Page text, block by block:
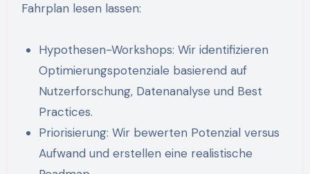
Fahrplan lesen lassen:
Hypothesen-Workshops: Wir identifizieren
Optimierungspotenziale basierend auf
Nutzerforschung, Datenanalyse und Best
Practices.
Priorisierung: Wir bewerten Potenzial versus
Aufwand und erstellen eine realistische